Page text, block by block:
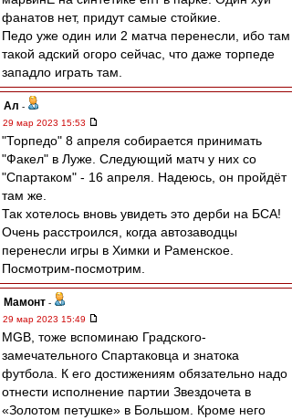
фанатов нет, придут самые стойкие.
Педо уже один или 2 матча перенесли, ибо там
такой адский огоро сейчас, что даже торпеде
западло играть там.
Ал -
29 мар 2023 15:53
"Торпедо" 8 апреля собирается принимать
"Факел" в Луже. Следующий матч у них со
"Спартаком" - 16 апреля. Надеюсь, он пройдёт
там же.
Так хотелось вновь увидеть это дерби на БСА!
Очень расстроился, когда автозаводцы
перенесли игры в Химки и Раменское.
Посмотрим-посмотрим.
Мамонт -
29 мар 2023 15:49
MGB, тоже вспоминаю Градского-
замечательного Спартаковца и знатока
футбола. К его достижениям обязательно надо
отнести исполнение партии Звездочета в
«Золотом петушке» в Большом. Кроме него